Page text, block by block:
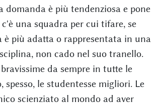
domanda è più tendenziosa e pone
una squadra per cui tifare, se
è più adatta o rappresentata in una
non cado nel suo tranello.
da sempre in tutte le
spesso, le studentesse migliori. Le
scienziato al mondo ad aver